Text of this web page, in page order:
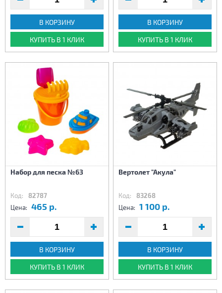
В КОРЗИНУ
КУПИТЬ В 1 КЛИК
В КОРЗИНУ
КУПИТЬ В 1 КЛИК
Набор для песка №63
Код: 82787
Цена: 465 р.
В КОРЗИНУ
КУПИТЬ В 1 КЛИК
Вертолет "Акула"
Код: 83268
Цена: 1 100 р.
В КОРЗИНУ
КУПИТЬ В 1 КЛИК